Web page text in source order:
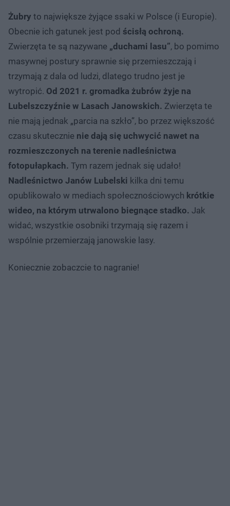
Żubry to największe żyjące ssaki w Polsce (i Europie).
Obecnie ich gatunek jest pod ścisłą ochroną.
Zwierzęta te są nazywane „duchami lasu”, bo pomimo
masywnej postury sprawnie się przemieszczają i
trzymają z dala od ludzi, dlatego trudno jest je
wytropić. Od 2021 r. gromadka żubrów żyje na
Lubelszczyźnie w Lasach Janowskich. Zwierzęta te
nie mają jednak „parcia na szkło”, bo przez większość
czasu skutecznie nie dają się uchwycić nawet na
rozmieszczonych na terenie nadleśnictwa
fotopułapkach. Tym razem jednak się udało!
Nadleśnictwo Janów Lubelski kilka dni temu
opublikowało w mediach społecznościowych krótkie
wideo, na którym utrwalono biegnące stadko. Jak
widać, wszystkie osobniki trzymają się razem i
wspólnie przemierzają janowskie lasy.
Koniecznie zobaczcie to nagranie!